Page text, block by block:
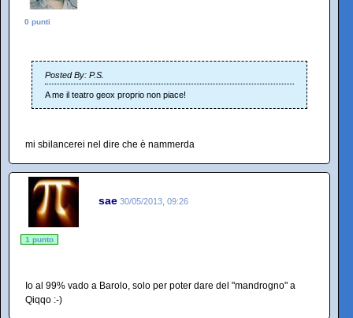
0 punti
Posted By: P.S.
A me il teatro geox proprio non piace!
mi sbilancerei nel dire che è nammerda
sae 30/05/2013, 09:26
1 punto
Io al 99% vado a Barolo, solo per poter dare del "mandrogno" a
Qiqqo :-)